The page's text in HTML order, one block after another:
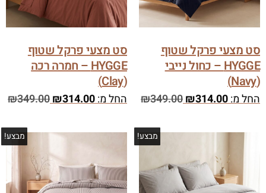
סט מצעי פרקל שטוף
HYGGE – כחול נייבי
(Navy)
החל מ: ₪314.00
₪349.00
סט מצעי פרקל שטוף
HYGGE – חמרה רכה
(Clay)
החל מ: ₪314.00
₪349.00
מבצע! מבצע!